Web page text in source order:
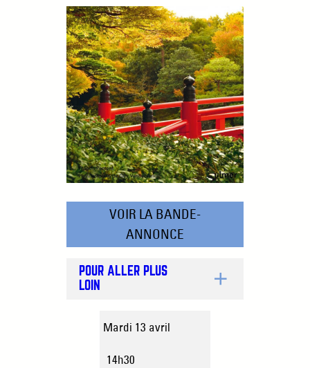
VOIR LA BANDE-
ANNONCE
POUR ALLER PLUS
LOIN
Mardi 13 avril
14h30